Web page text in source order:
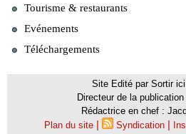
Tourisme & restaurants
Evénements
Téléchargements
Site Edité par Sortir
Directeur de la
Rédactrice en chef :
Plan du site | Syndication |